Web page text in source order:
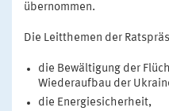
übernommen.
Die Leitthemen der
die Bewältigung der
Wiederaufbau der
die Energiesicherheit,